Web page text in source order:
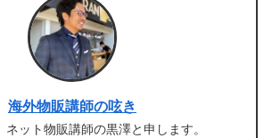
海外物販講師の呟き
ネット物販講師の黒澤と申します。